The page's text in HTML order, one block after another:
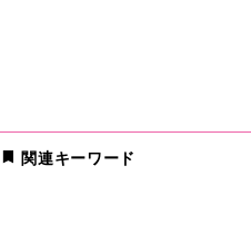
関連キーワード